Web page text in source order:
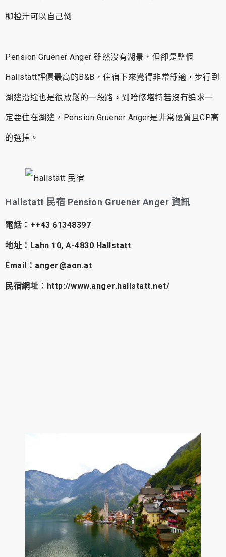
柳橙汁可以自己倒
Pension Gruener Anger 雖然沒有湖景，但卻是整個
Hallstatt評價最高的B&B，住宿下來覺得非常舒適，步行到
湖邊沿途也是很放鬆的一段路，到哈修塔特若沒有追求一
定要住在湖邊，Pension Gruener Anger是非常優質且CP高
的選擇。
Hallstatt 民宿 Pension Gruener Anger 資訊
電話：++43 61348397
地址：Lahn 10, A-4830 Hallstatt
Email： anger@aon.at
民宿網址：http://www.anger.hallstatt.net/